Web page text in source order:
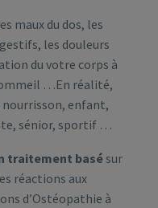
maux du dos, les
les douleurs
du votre corps à
…En réalité,
nourrisson, enfant,
sénior, sportif …
traitement basésur
réactions aux
d’Ostéopathie à